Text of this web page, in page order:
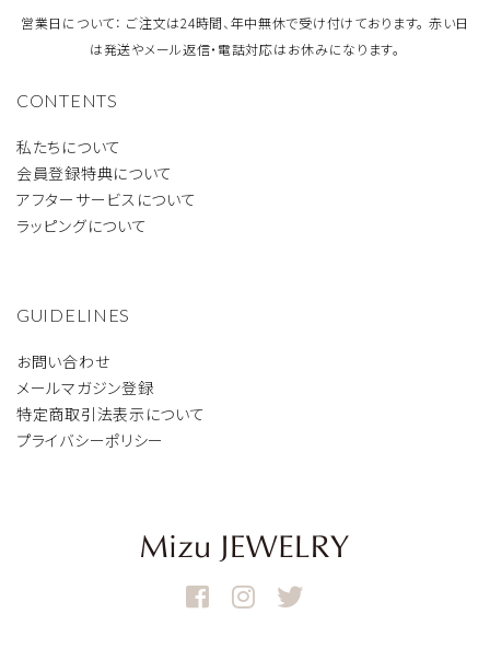
CONTENTS
私たちについて
会員登録特典について
アフターサービスについて
ラッピングについて
GUIDELINES
お問い合わせ
メールマガジン登録
特定商取引法表示について
プライバシーポリシー
営業日について： ご注文は24時間、年中無休で受け付けております。 赤い日
は発送やメール返信・電話対応はお休みになります。